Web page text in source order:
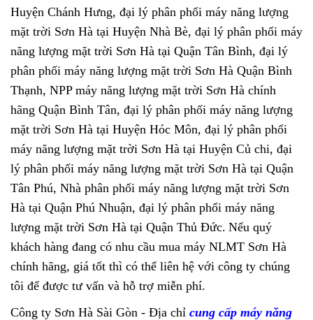
Huyện Chánh Hưng, đại lý phân phối máy năng lượng
mặt trời Sơn Hà tại Huyện Nhà Bè, đại lý phân phối máy
năng lượng mặt trời Sơn Hà tại Quận Tân Bình, đại lý
phân phối máy năng lượng mặt trời Sơn Hà Quận Bình
Thạnh, NPP máy năng lượng mặt trời Sơn Hà chính
hãng Quận Bình Tân, đại lý phân phối máy năng lượng
mặt trời Sơn Hà tại Huyện Hóc Môn, đại lý phân phối
máy năng lượng mặt trời Sơn Hà tại Huyện Củ chi, đại
lý phân phối máy năng lượng mặt trời Sơn Hà tại Quận
Tân Phú, Nhà phân phối máy năng lượng mặt trời Sơn
Hà tại Quận Phú Nhuận, đại lý phân phối máy năng
lượng mặt trời Sơn Hà tại Quận Thủ Đức. Nếu quý
khách hàng đang có nhu cầu mua máy NLMT Sơn Hà
chính hãng, giá tốt thì có thể liên hệ với công ty chúng
tôi để được tư vấn và hỗ trợ miễn phí.
Công ty Sơn Hà Sài Gòn - Địa chỉ cung cấp máy năng